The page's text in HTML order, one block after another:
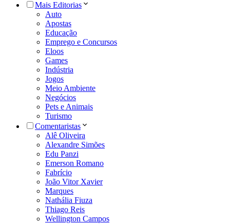
Mais Editorias
Auto
Apostas
Educação
Emprego e Concursos
Eloos
Games
Indústria
Jogos
Meio Ambiente
Negócios
Pets e Animais
Turismo
Comentaristas
Alê Oliveira
Alexandre Simões
Edu Panzi
Emerson Romano
Fabrício
João Vitor Xavier
Marques
Nathália Fiuza
Thiago Reis
Wellington Campos